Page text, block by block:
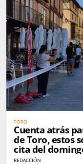
TORO
Cuenta atrás
de Toro, estos
cita del
REDACCIÓN